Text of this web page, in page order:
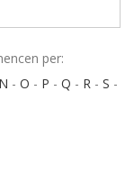
per:
N - O - P - Q - R - S -